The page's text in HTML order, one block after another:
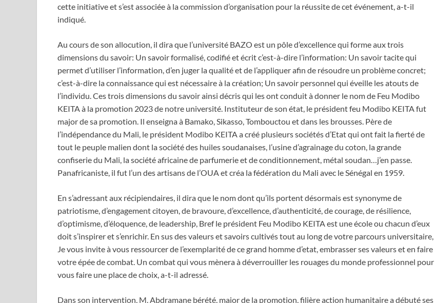
cette initiative et s’est associée à la commission d’organisation pour la réussite de cet événement, a-t-il
indiqué.
Au cours de son allocution, il dira que l’université BAZO est un pôle d’excellence qui forme aux trois
dimensions du savoir: Un savoir formalisé, codifié et écrit c’est-à-dire l’information: Un savoir tacite qui
permet d’utiliser l’information, d’en juger la qualité et de l’appliquer afin de résoudre un problème concret;
c’est-à-dire la connaissance qui est nécessaire à la création; Un savoir personnel qui éveille les atouts de
l’individu. Ces trois dimensions du savoir ainsi décris qui les ont conduit à donner le nom de Feu Modibo
KEITA à la promotion 2023 de notre université. Instituteur de son état, le président feu Modibo KEITA fut
major de sa promotion. Il enseigna à Bamako, Sikasso, Tombouctou et dans les brousses. Père de
l’indépendance du Mali, le président Modibo KEITA a créé plusieurs sociétés d’Etat qui ont fait la fierté de
tout le peuple malien dont la société des huiles soudanaises, l’usine d’agrainage du coton, la grande
confiserie du Mali, la société africaine de parfumerie et de conditionnement, métal soudan…j’en passe.
Panafricaniste, il fut l’un des artisans de l’OUA et créa la fédération du Mali avec le Sénégal en 1959.
En s’adressant aux récipiendaires, il dira que le nom dont qu’ils portent désormais est synonyme de
patriotisme, d’engagement citoyen, de bravoure, d’excellence, d’authenticité, de courage, de résilience,
d’optimisme, d’éloquence, de leadership, Bref le président Feu Modibo KEITA est une école ou chacun d’eux
doit s’inspirer et s’enrichir. En sus des valeurs et savoirs cultivés tout au long de votre parcours universitaire,
Je vous invite à vous ressourcer de l’exemplarité de ce grand homme d’etat, embrasser ses valeurs et en faire
votre épée de combat. Un combat qui vous mènera à déverrouiller les rouages du monde professionnel pour
vous faire une place de choix, a-t-il adressé.
Dans son intervention, M. Abdramane bérété, major de la promotion, filière action humanitaire a débuté ses